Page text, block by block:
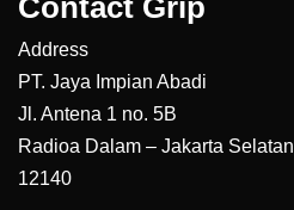
Address
PT. Jaya Impian Abadi
Jl. Antena 1 no. 5B
Radioa Dalam – Jakarta Selatan
12140